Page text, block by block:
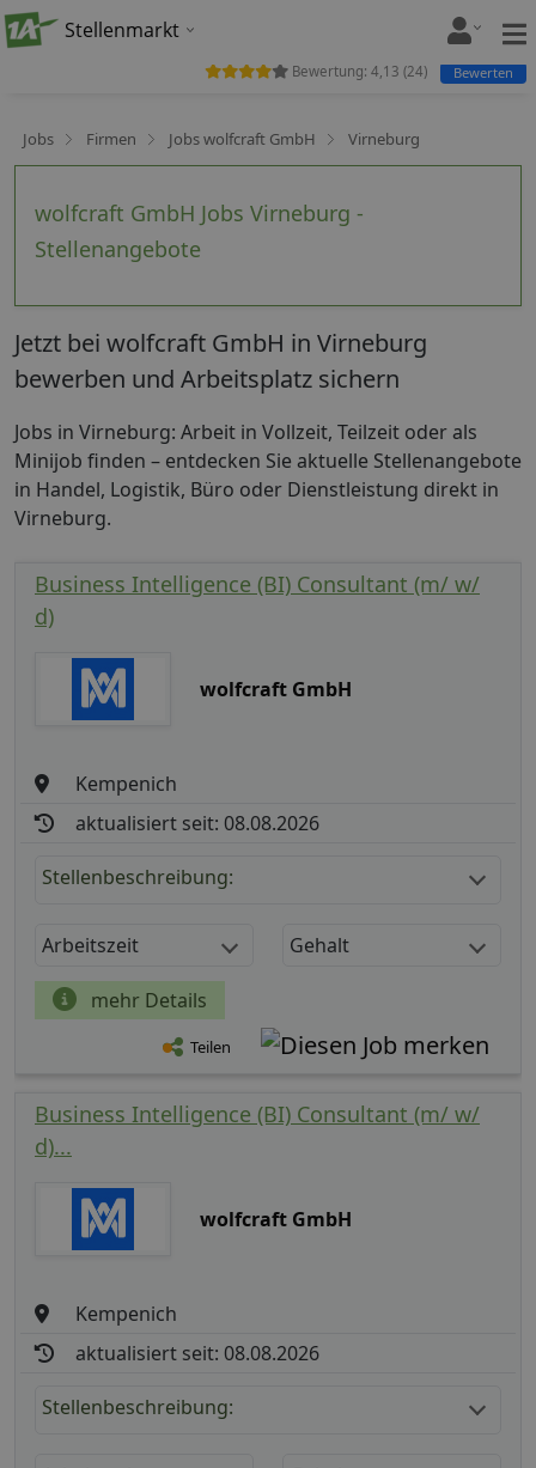
Stellenmarkt
Jobs Firmen Jobs wolfcraft GmbH Virneburg
wolfcraft GmbH Jobs Virneburg -
Stellenangebote
Bewertung: 4,13 (24) Bewerten
Jetzt bei wolfcraft GmbH in Virneburg
bewerben und Arbeitsplatz sichern
Jobs in Virneburg: Arbeit in Vollzeit, Teilzeit oder als
Minijob finden – entdecken Sie aktuelle Stellenangebote
in Handel, Logistik, Büro oder Dienstleistung direkt in
Virneburg.
Business Intelligence (BI) Consultant (m/ w/
d)
wolfcraft GmbH
Kempenich
aktualisiert seit: 08.08.2026
Stellenbeschreibung:
Arbeitszeit Gehalt
mehr Details
Teilen
Business Intelligence (BI) Consultant (m/ w/
d)...
wolfcraft GmbH
Kempenich
aktualisiert seit: 08.08.2026
Stellenbeschreibung: